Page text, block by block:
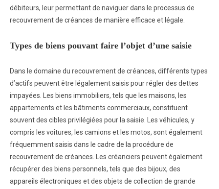
débiteurs, leur permettant de naviguer dans le processus de
recouvrement de créances de manière efficace et légale.
Types de biens pouvant faire l’objet d’une saisie
Dans le domaine du recouvrement de créances, différents types
d’actifs peuvent être légalement saisis pour régler des dettes
impayées. Les biens immobiliers, tels que les maisons, les
appartements et les bâtiments commerciaux, constituent
souvent des cibles privilégiées pour la saisie. Les véhicules, y
compris les voitures, les camions et les motos, sont également
fréquemment saisis dans le cadre de la procédure de
recouvrement de créances. Les créanciers peuvent également
récupérer des biens personnels, tels que des bijoux, des
appareils électroniques et des objets de collection de grande